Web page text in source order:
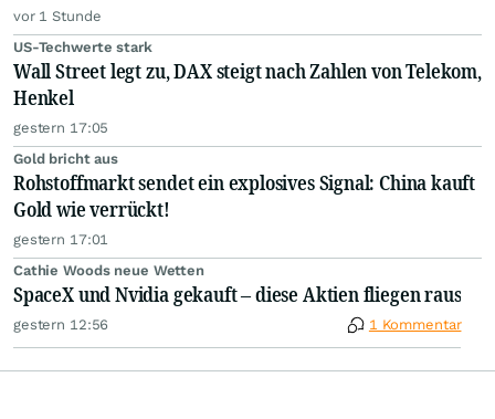
vor 1 Stunde
US-Techwerte stark
Wall Street legt zu, DAX steigt nach Zahlen von Telekom,
Henkel
gestern 17:05
Gold bricht aus
Rohstoffmarkt sendet ein explosives Signal: China kauft
Gold wie verrückt!
gestern 17:01
Cathie Woods neue Wetten
SpaceX und Nvidia gekauft – diese Aktien fliegen raus
gestern 12:56 1 Kommentar